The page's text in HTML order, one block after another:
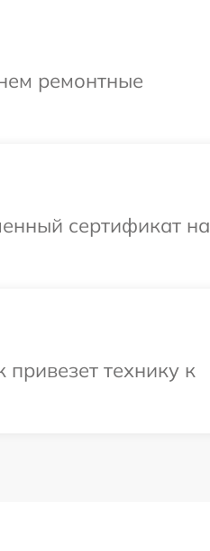
ремонтные
сертификат на
технику к